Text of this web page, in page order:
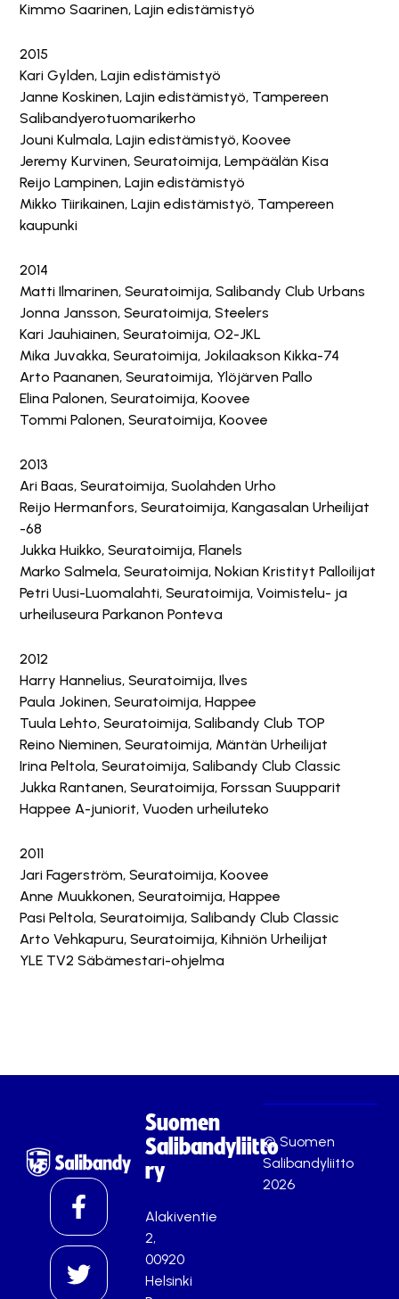
Kimmo Saarinen, Lajin edistämistyö
2015
Kari Gylden, Lajin edistämistyö
Janne Koskinen, Lajin edistämistyö, Tampereen
Salibandyerotuomarikerho
Jouni Kulmala, Lajin edistämistyö, Koovee
Jeremy Kurvinen, Seuratoimija, Lempäälän Kisa
Reijo Lampinen, Lajin edistämistyö
Mikko Tiirikainen, Lajin edistämistyö, Tampereen
kaupunki
2014
Matti Ilmarinen, Seuratoimija, Salibandy Club Urbans
Jonna Jansson, Seuratoimija, Steelers
Kari Jauhiainen, Seuratoimija, O2-JKL
Mika Juvakka, Seuratoimija, Jokilaakson Kikka-74
Arto Paananen, Seuratoimija, Ylöjärven Pallo
Elina Palonen, Seuratoimija, Koovee
Tommi Palonen, Seuratoimija, Koovee
2013
Ari Baas, Seuratoimija, Suolahden Urho
Reijo Hermanfors, Seuratoimija, Kangasalan Urheilijat
-68
Jukka Huikko, Seuratoimija, Flanels
Marko Salmela, Seuratoimija, Nokian Kristityt Palloilijat
Petri Uusi-Luomalahti, Seuratoimija, Voimistelu- ja
urheiluseura Parkanon Ponteva
2012
Harry Hannelius, Seuratoimija, Ilves
Paula Jokinen, Seuratoimija, Happee
Tuula Lehto, Seuratoimija, Salibandy Club TOP
Reino Nieminen, Seuratoimija, Mäntän Urheilijat
Irina Peltola, Seuratoimija, Salibandy Club Classic
Jukka Rantanen, Seuratoimija, Forssan Suupparit
Happee A-juniorit, Vuoden urheiluteko
2011
Jari Fagerström, Seuratoimija, Koovee
Anne Muukkonen, Seuratoimija, Happee
Pasi Peltola, Seuratoimija, Salibandy Club Classic
Arto Vehkapuru, Seuratoimija, Kihniön Urheilijat
YLE TV2 Säbämestari-ohjelma
Suomen
Salibandyliitto
ry
Alakiventie
2,
00920
Helsinki
© Suomen
Salibandyliitto
2026